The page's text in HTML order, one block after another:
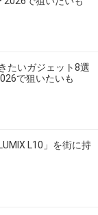
たいガジェット8選
で狙いたいも
L10」を街に持